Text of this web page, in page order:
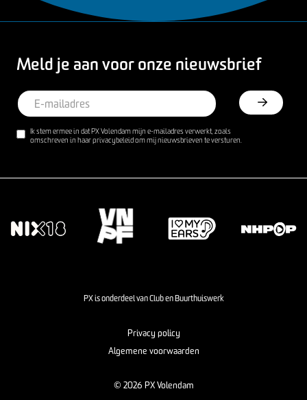
Meld je aan voor onze nieuwsbrief
Ik stem ermee in dat PX Volendam mijn e-mailadres verwerkt, zoals
omschreven in haar privacybeleid om mij nieuwsbrieven te versturen.
PX is onderdeel van Club en Buurthuiswerk
Privacy policy
Algemene voorwaarden
© 2026 PX Volendam